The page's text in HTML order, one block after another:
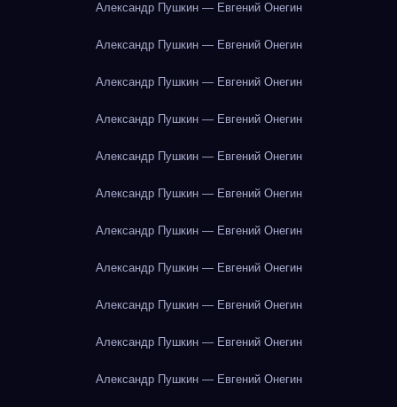
Александр Пушкин — Евгений Онегин
Александр Пушкин — Евгений Онегин
Александр Пушкин — Евгений Онегин
Александр Пушкин — Евгений Онегин
Александр Пушкин — Евгений Онегин
Александр Пушкин — Евгений Онегин
Александр Пушкин — Евгений Онегин
Александр Пушкин — Евгений Онегин
Александр Пушкин — Евгений Онегин
Александр Пушкин — Евгений Онегин
Александр Пушкин — Евгений Онегин